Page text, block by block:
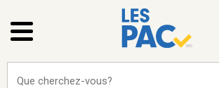
Que cherchez-vous?